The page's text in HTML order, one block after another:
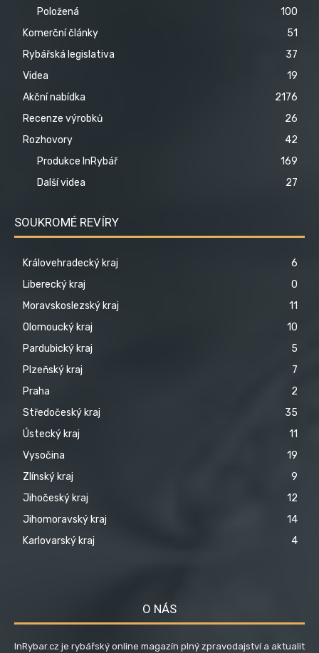
Položená
100
Komerční články
51
Rybářská legislativa
37
Videa
19
Akční nabídka
2176
Recenze výrobků
26
Rozhovory
42
Produkce InRybář
169
Další videa
27
SOUKROMÉ REVÍRY
Královehradecký kraj
6
Liberecký kraj
0
Moravskoslezský kraj
11
Olomoucký kraj
10
Pardubický kraj
5
Plzeňský kraj
7
Praha
2
Středočeský kraj
35
Ústecký kraj
11
Vysočina
19
Zlínský kraj
9
Jihočeský kraj
12
Jihomoravský kraj
14
Karlovarský kraj
4
O NÁS
InRybar.cz je rybářský online magazín plný zpravodajství a aktualit